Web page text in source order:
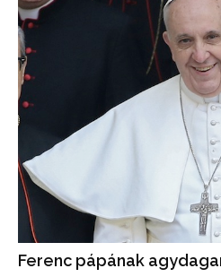
Ferenc pápának